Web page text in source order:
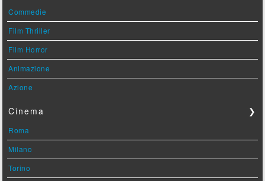
Commedie
Film Thriller
Film Horror
Animazione
Azione
Cinema ❯
Roma
Milano
Torino